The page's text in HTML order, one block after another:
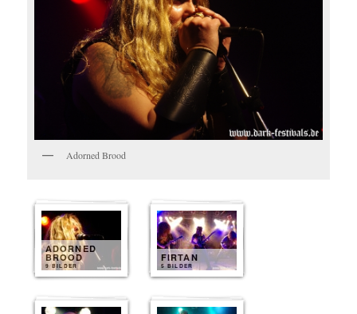
Adorned Brood
ADORNED
BROOD
9 BILDER
FIRTAN
5 BILDER